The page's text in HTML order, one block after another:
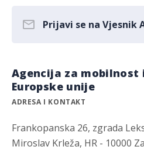
Prijavi se na Vjesnik
Agencija za mobilnost
Europske unije
ADRESA I KONTAKT
Frankopanska 26, zgrada
Miroslav Krleža, HR - 10000